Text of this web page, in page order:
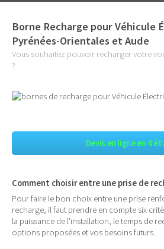
Borne Recharge pour Véhicule
Pyrénées-Orientales et Aude
Vous souhaitez pouvoir recharger votre
?
Devis en ligne en 4
Comment choisir entre une prise de
Pour faire le bon choix entre une prise
recharge, il faut prendre en compte six
la puissance de l’installation, le temps de
options proposées et vos besoins futurs.